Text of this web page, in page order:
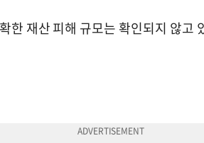
한 재산 피해 규모는 확인되지 않고